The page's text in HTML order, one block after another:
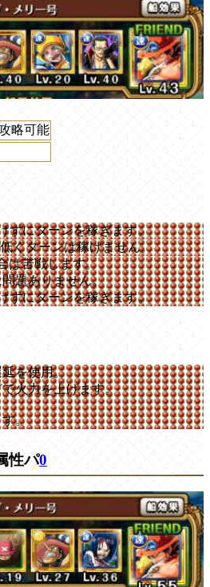
略可能
ずにターンを稼ぎます。
くターンは稼げません。
は苦戦します。
題ありません。
ずにターンを稼ぎます。
を使用。
火力を上げます。
。
性パ0